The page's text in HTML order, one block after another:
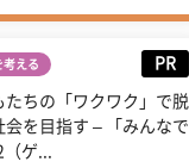
考える PR
たちの「ワクワク」で脱
会を目指す – 「みんなで
ゲ...